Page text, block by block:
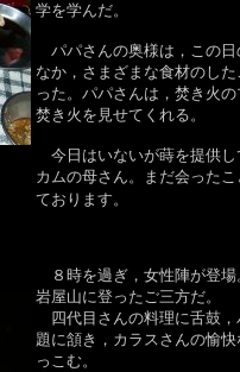
学を学んだ。
パパさんの奥様は，この日
なか，さまざまな食材のし
った。パパさんは，焚き火
焚き火を見せてくれる。
今日はいないが蒔を提供し
カムの母さん。まだ会った
ております。
８時を過ぎ，女性陣が登場
岩屋山に登ったご三方だ。
四代目さんの料理に舌鼓，
題に頷き，カラスさんの愉
っこむ。